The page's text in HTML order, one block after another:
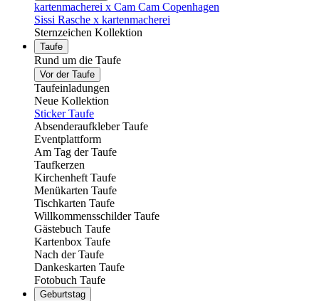
kartenmacherei x Cam Cam Copenhagen
Sissi Rasche x kartenmacherei
Sternzeichen Kollektion
Taufe
Rund um die Taufe
Vor der Taufe
Taufeinladungen
Neue Kollektion
Sticker Taufe
Absenderaufkleber Taufe
Eventplattform
Am Tag der Taufe
Taufkerzen
Kirchenheft Taufe
Menükarten Taufe
Tischkarten Taufe
Willkommensschilder Taufe
Gästebuch Taufe
Kartenbox Taufe
Nach der Taufe
Dankeskarten Taufe
Fotobuch Taufe
Geburtstag